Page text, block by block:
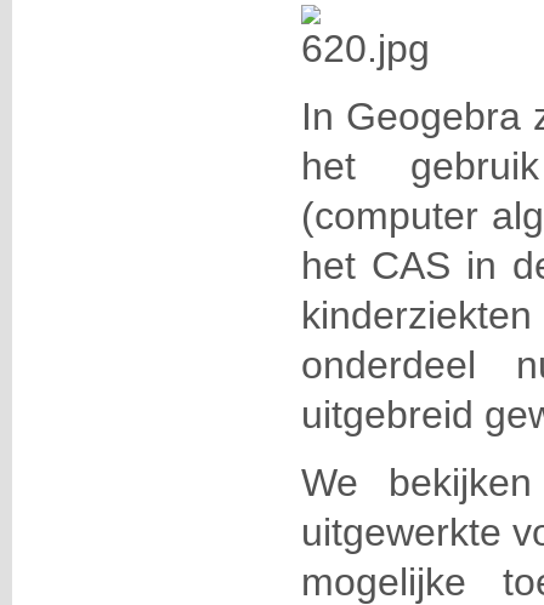
In Geogebra
het
(computer
het CAS in
onderdeel
uitgebreid
We
uitgewerkte
mogelijke